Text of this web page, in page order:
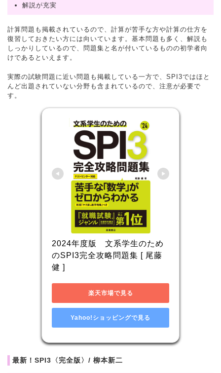
解説が充実
計算問題も掲載されているので、計算が苦手な方や計算の仕方を
復習しておきたい方には向いています。基本問題も多く、解説も
しっかりしているので、問題集と名が付いているものの初学者向
けであるといえます。
実際の試験問題に近い問題も掲載している一方で、SPI3ではほと
んど出題されていない分野も含まれているので、注意が必要で
す。
2024年度版　文系学生のため
のSPI3完全攻略問題集 [ 尾藤
健 ]
楽天市場で見る
Yahoo!ショッピングで見る
最新！SPI3〈完全版〉/ 柳本新二